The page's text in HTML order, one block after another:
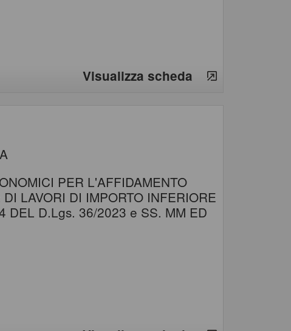
Visualizza scheda
PER L'AFFIDAMENTO
LAVORI DI IMPORTO INFERIORE
DEL D.Lgs. 36/2023 e SS. MM ED